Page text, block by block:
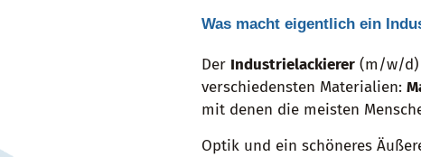
Was macht eigentlich ein
Der Industrielackierer (m/w/d)
verschiedensten Materialien:
mit denen die meisten
Optik und ein schöneres